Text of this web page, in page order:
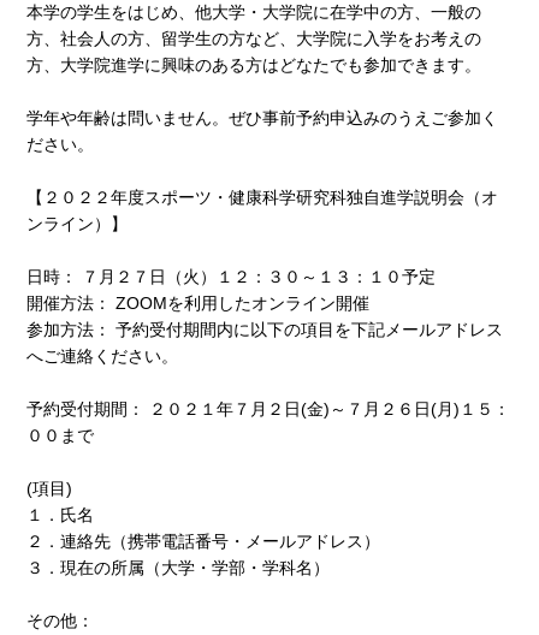
本学の学生をはじめ、他大学・大学院に在学中の方、一般の
方、社会人の方、留学生の方など、大学院に入学をお考えの
方、大学院進学に興味のある方はどなたでも参加できます。
学年や年齢は問いません。ぜひ事前予約申込みのうえご参加く
ださい。
【２０２２年度スポーツ・健康科学研究科独自進学説明会（オ
ンライン）】
日時： ７月２７日（火）１２：３０～１３：１０予定
開催方法： ZOOMを利用したオンライン開催
参加方法： 予約受付期間内に以下の項目を下記メールアドレス
へご連絡ください。
予約受付期間： ２０２１年７月２日(金)～７月２６日(月)１５：
００まで
(項目)
１．氏名
２．連絡先（携帯電話番号・メールアドレス）
３．現在の所属（大学・学部・学科名）
その他：